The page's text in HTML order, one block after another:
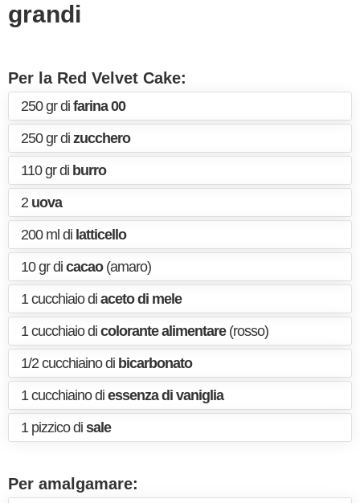
grandi
Per la Red Velvet Cake:
250 gr di farina 00
250 gr di zucchero
110 gr di burro
2 uova
200 ml di latticello
10 gr di cacao(amaro)
1 cucchiaio di aceto di mele
1 cucchiaio di colorante alimentare(rosso)
1/2 cucchiaino di bicarbonato
1 cucchiaino di essenza di vaniglia
1 pizzico di sale
Per amalgamare: